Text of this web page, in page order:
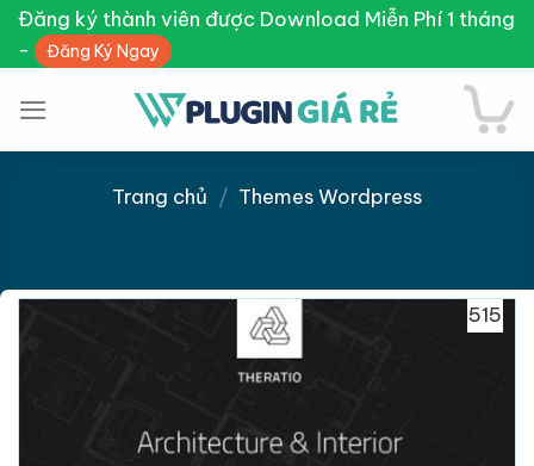
Skip
content
Đăng ký thành viên được Download Miễn Phí 1 tháng
-
Đăng Ký Ngay
Trang chủ / Themes Wordpress
515
Giảm giá!